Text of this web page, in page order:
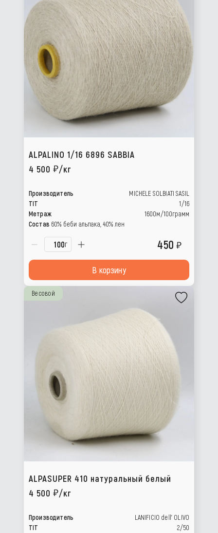
ALPALINO 1/16 6896 SABBIA
4 500
/кг
Производитель
MICHELE SOLBIATI SASIL
TIT
1/16
Метраж
1600м/100грамм
Состав 60% беби альпака, 40% лен
г 450
В корзину
Весовой
ALPASUPER 410 натуральный белый
4 500
/кг
Производитель
LANIFICIO dell’ OLIVO
TIT
2/50